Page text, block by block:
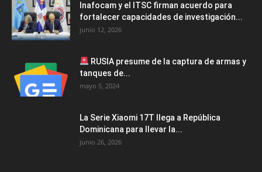
Inafocam y el ITSC firman acuerdo para
fortalecer capacidades de investigación...
junio 12, 2026
RUSIA presume de la captura de armas y
tanques de...
mayo 5, 2024
La Serie Xiaomi 17T llega a República
Dominicana para llevar la...
junio 26, 2026